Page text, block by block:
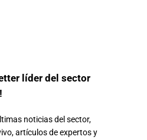
líder del sector
noticias del sector,
artículos de expertos y